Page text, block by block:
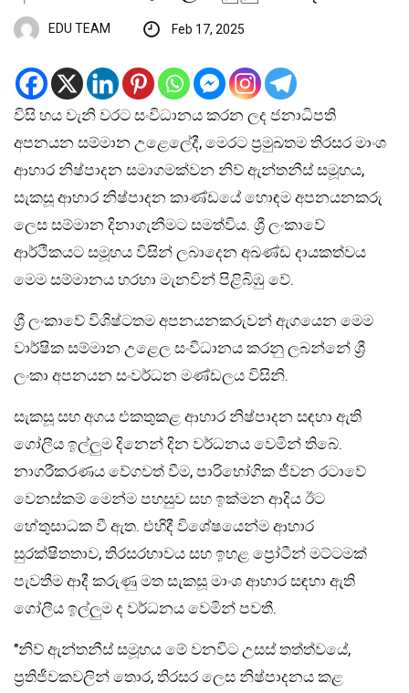
EDU TEAM Feb 17, 2025
විසි හය වැනි වරට සංවිධානය කරන ලද ජනාධිපති
අපනයන සම්මාන උළෙලේදී, මෙරට ප්‍රමුඛතම තිරසර මාංශ
ආහාර නිෂ්පාදන සමාගමක්වන නිව් ඇන්තනීස් සමූහය,
සැකසූ ආහාර නිෂ්පාදන කාණ්ඩයේ හොඳම අපනයනකරු
ලෙස සම්මාන දිනාගැනීමට සමත්විය. ශ්‍රී ලංකාවේ
ආර්ථිකයට සමූහය විසින් ලබාදෙන අඛණ්ඩ දායකත්වය
මෙම සම්මානය හරහා මැනවින් පිළිබිඹු වේ.
ශ්‍රී ලංකාවේ විශිෂ්ටතම අපනයනකරුවන් ඇගයෙන මෙම
වාර්ෂික සම්මාන උළෙල සංවිධානය කරනු ලබන්නේ ශ්‍රී
ලංකා අපනයන සංවර්ධන මණ්ඩලය විසිනි.
සැකසූ සහ අගය එකතුකළ ආහාර නිෂ්පාදන සඳහා ඇති
ගෝලීය ඉල්ලුම දිනෙන් දින වර්ධනය වෙමින් තිබේ.
නාගරීකරණය වේගවත් වීම, පාරිභෝගික ජීවන රටාවේ
වෙනස්කම් මෙන්ම පහසුව සහ ඉක්මන ආදිය ඊට
හේතුසාධක වී ඇත. එහිදී විශේෂයෙන්ම ආහාර
සුරක්ෂිතතාව, තිරසරභාවය සහ ඉහළ ප්‍රෝටීන් මට්ටමක්
පැවතීම ආදී කරුණු මත සැකසූ මාංශ ආහාර සඳහා ඇති
ගෝලීය ඉල්ලුම ද වර්ධනය වෙමින් පවතී.
″නිව් ඇන්තනීස් සමූහය මේ වනවිට උසස් තත්ත්වයේ,
ප්‍රතිජීවකවලින් තොර, තිරසර ලෙස නිෂ්පාදනය කළ